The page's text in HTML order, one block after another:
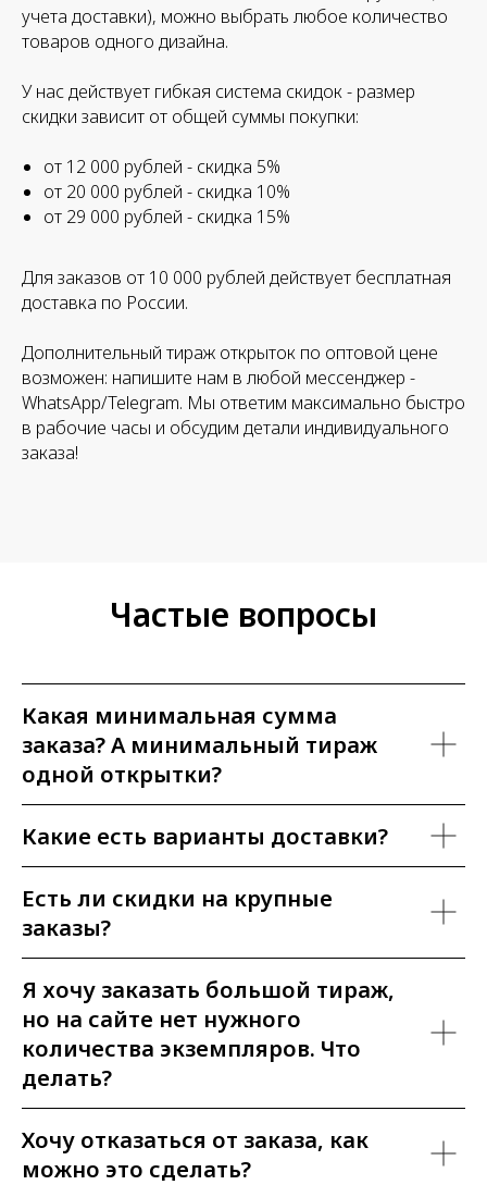
учета доставки), можно выбрать любое количество
товаров одного дизайна.
У нас действует гибкая система скидок - размер
скидки зависит от общей суммы покупки:
от 12 000 рублей - скидка 5%
от 20 000 рублей - скидка 10%
от 29 000 рублей - скидка 15%
Для заказов от 10 000 рублей действует бесплатная
доставка по России.
Дополнительный тираж открыток по оптовой цене
возможен: напишите нам в любой мессенджер -
WhatsApp/Telegram. Мы ответим максимально быстро
в рабочие часы и обсудим детали индивидуального
заказа!
Частые вопросы
Какая минимальная сумма
заказа? А минимальный тираж
одной открытки?
Какие есть варианты доставки?
Есть ли скидки на крупные
заказы?
Я хочу заказать большой тираж,
но на сайте нет нужного
количества экземпляров. Что
делать?
Хочу отказаться от заказа, как
можно это сделать?